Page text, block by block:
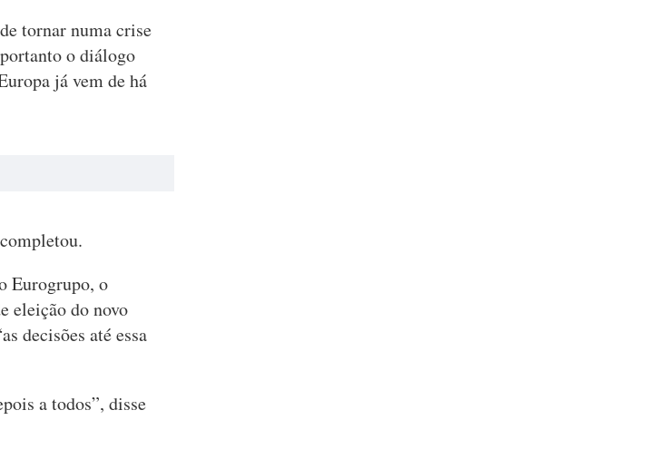
tornar numa crise
o diálogo
já vem de há
Eurogrupo, o
eleição do novo
decisões até essa
a todos”, disse